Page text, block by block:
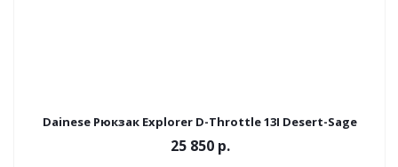
Dainese Рюкзак Explorer D-Throttle 13I Desert-Sage
25 850р.